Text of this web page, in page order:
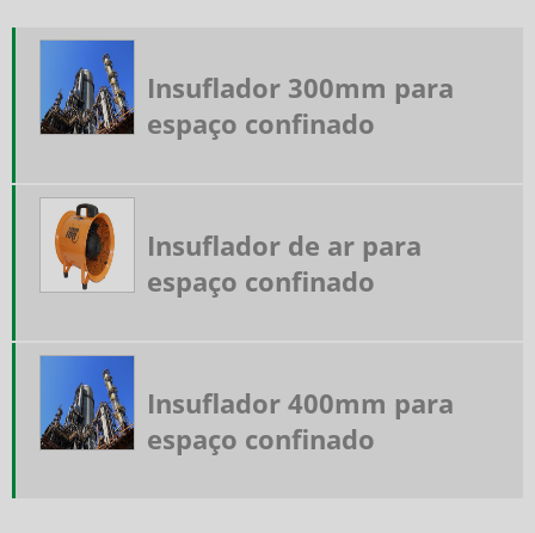
Equipamento ar mandado
Equipamento autônomo de respiração
Equipamento de proteção respiratória
Equipamento de respiração autônoma preço
Exaustor insuflador de ar portátil
Exaustor insuflador para espaço confinado
Exaustor para trabalho em espaço confinado
Exaustor portátil
Iluminação para espaço confinado
Insuflador de ar para espaço confinado
Insuflador exaustor
Insuflador 300mm para
espaço confinado
Insuflador de ar para
espaço confinado
Insuflador 400mm para
espaço confinado